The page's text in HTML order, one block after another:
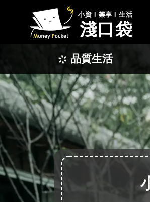
小資 l 樂享 l 生活
淺口袋
品質生活